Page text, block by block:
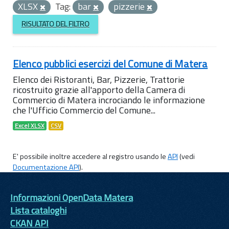
XLSX
Tag: bar pizzerie
RISULTATO DEL FILTRO
Elenco pubblici esercizi del Comune di Matera
Elenco dei Ristoranti, Bar, Pizzerie, Trattorie
ricostruito grazie all'apporto della Camera di
Commercio di Matera incrociando le informazione
che l'Ufficio Commercio del Comune...
Excel XLSX CSV
E' possibile inoltre accedere al registro usando leAPI(vedi
Documentazione API).
Informazioni OpenData Matera
Lista cataloghi
CKAN API